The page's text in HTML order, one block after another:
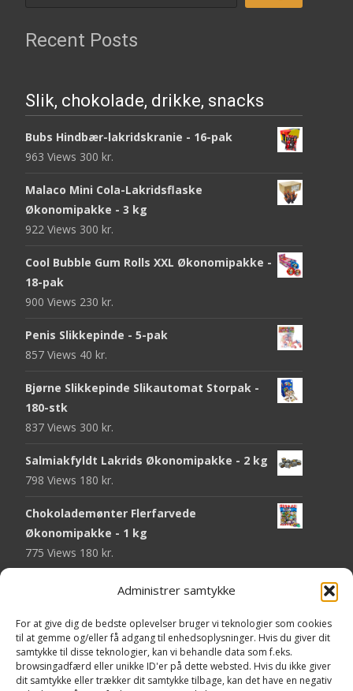
Administrer samtykke
For at give dig de bedste oplevelser bruger vi teknologier som cookies
til at gemme og/eller få adgang til enhedsoplysninger. Hvis du giver dit
samtykke til disse teknologier, kan vi behandle data som f.eks.
browsingadfærd eller unikke ID'er på dette websted. Hvis du ikke giver
dit samtykke eller trækker dit samtykke tilbage, kan det have en negativ
Recent Posts
Slik, chokolade, drikke, snacks
Bubs Hindbær-lakridskranie - 16-pak
963 Views 300 kr.
Malaco Mini Cola-Lakridsflaske
Økonomipakke - 3 kg
922 Views 300 kr.
Cool Bubble Gum Rolls XXL Økonomipakke -
18-pak
900 Views 230 kr.
Penis Slikkepinde - 5-pak
857 Views 40 kr.
Bjørne Slikkepinde Slikautomat Storpak -
180-stk
837 Views 300 kr.
Salmiakfyldt Lakrids Økonomipakke - 2 kg
798 Views 180 kr.
Chokolademønter Flerfarvede
Økonomipakke - 1 kg
775 Views 180 kr.
Malaco Stjerner Lakrids - 92 gram
Pringles Hot & Spicy - 165 gram
751 Views40 kr.